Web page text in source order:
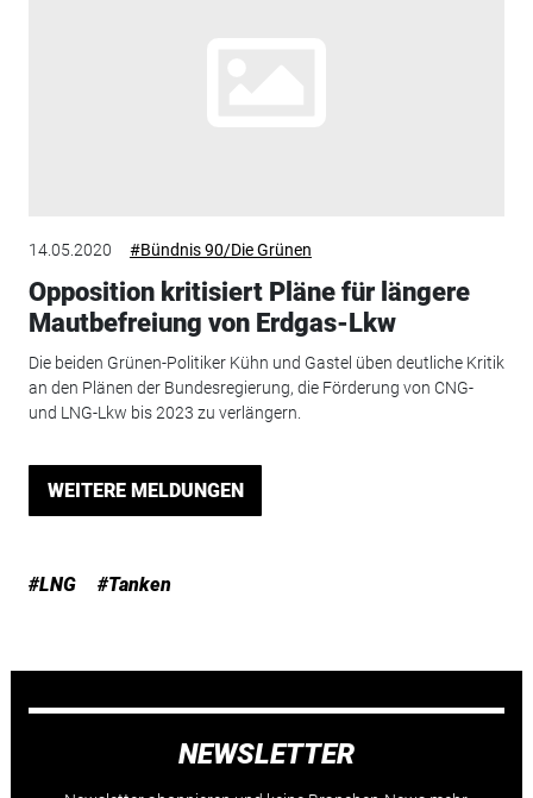
14.05.2020 #Bündnis 90/Die Grünen
Opposition kritisiert Pläne für längere
Mautbefreiung von Erdgas-Lkw
Die beiden Grünen-Politiker Kühn und Gastel üben deutliche Kritik
an den Plänen der Bundesregierung, die Förderung von CNG-
und LNG-Lkw bis 2023 zu verlängern.
WEITERE MELDUNGEN
#LNG #Tanken
NEWSLETTER